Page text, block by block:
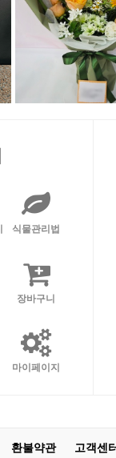
식물관리법
장바구니
마이페이지
환불약관 고객센